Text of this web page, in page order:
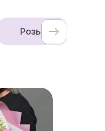
Розы в шляпной